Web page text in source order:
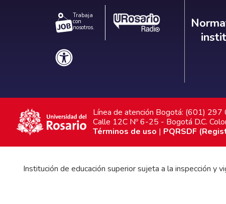
Trabaja
con
nosotros.
Línea de atención Bogotá: (601)
Calle 12C Nº 6-25 - Bogotá D.C.
Términos de uso | PQRSDF
Institución de educación superior sujeta a la inspección